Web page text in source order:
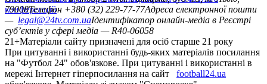
конференцій
79008Телефон +380 (32) 229-77-77Адреса електронної пошти
— legal@24tv.com.uaІдентифікатор онлайн-медіа в Реєстрі
суб’єктів у сфері медіа — R40-06058
21+Матеріали сайту призначені для осіб старше 21 року
При цитуванні і використанні будь-яких матеріалів посилання
на "Футбол 24" обов'язкове. При цитуванні і використанні в
мережі Інтернет гіперпосилання на сайт
football24.ua